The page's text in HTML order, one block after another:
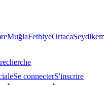
MuğlaFethiyeOrtaca
Se connecterS'inscrire